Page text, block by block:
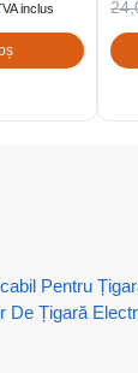
inclus
Pentru
De Țigară